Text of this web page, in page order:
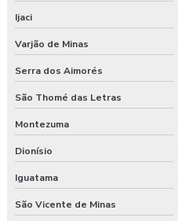
Ijaci
Varjão de Minas
Serra dos Aimorés
São Thomé das Letras
Montezuma
Dionísio
Iguatama
São Vicente de Minas